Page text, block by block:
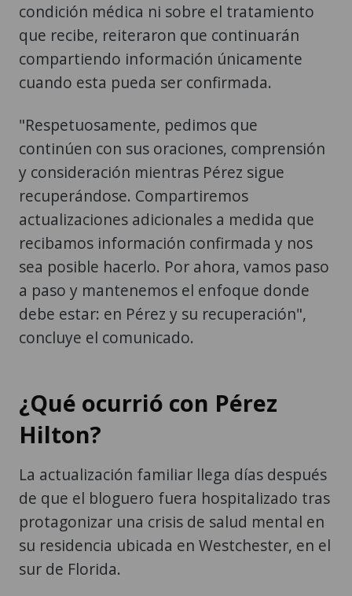
condición médica ni sobre el tratamiento
que recibe, reiteraron que continuarán
compartiendo información únicamente
cuando esta pueda ser confirmada.
"Respetuosamente, pedimos que
continúen con sus oraciones, comprensión
y consideración mientras Pérez sigue
recuperándose. Compartiremos
actualizaciones adicionales a medida que
recibamos información confirmada y nos
sea posible hacerlo. Por ahora, vamos paso
a paso y mantenemos el enfoque donde
debe estar: en Pérez y su recuperación",
concluye el comunicado.
¿Qué ocurrió con Pérez
Hilton?
La actualización familiar llega días después
de que el bloguero fuera hospitalizado tras
protagonizar una crisis de salud mental en
su residencia ubicada en Westchester, en el
sur de Florida.